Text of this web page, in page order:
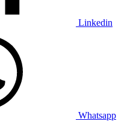
Linkedin
Whatsapp